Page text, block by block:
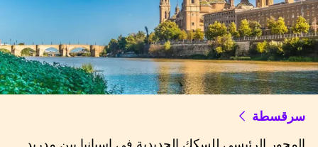
سرقسطة
المحور الرئيسي للسكك الحديدية في إسبانيا بين مدريد